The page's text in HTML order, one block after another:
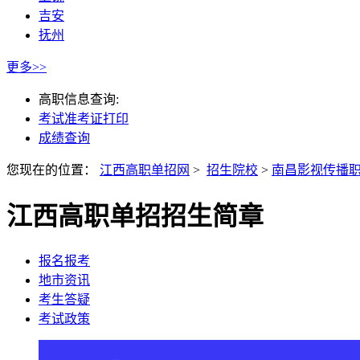
吉安
抚州
更多>>
高职信息查询:
考试准考证打印
成绩查询
您现在的位置： 江西高职单招网 > 招生院校 > 南昌影视传播
江西高职单招招生简章
报名报考
地市资讯
考生答疑
考试政策